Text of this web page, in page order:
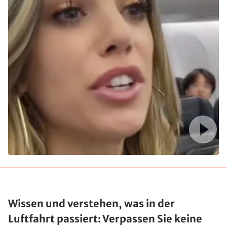
Wissen und verstehen, was in der
Luftfahrt passiert: Verpassen Sie keine